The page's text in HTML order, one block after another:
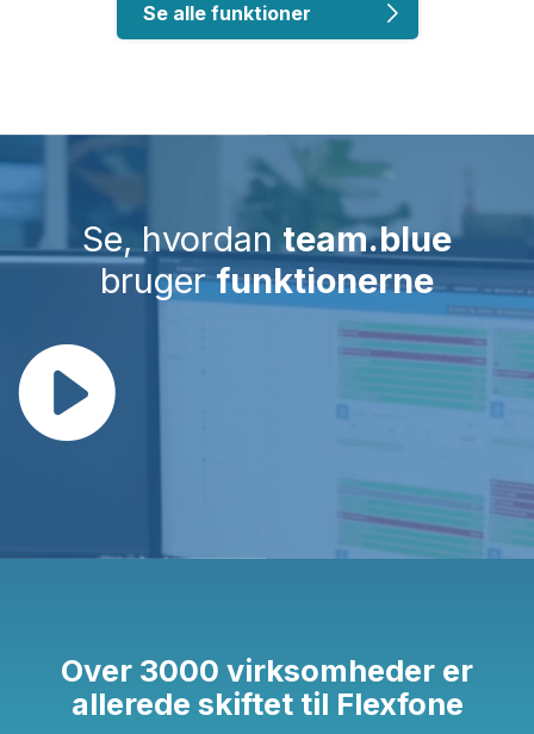
Se alle funktioner
Se, hvordanteam.blue
brugerfunktionerne
Over 3000 virksomheder er
allerede skiftet til Flexfone